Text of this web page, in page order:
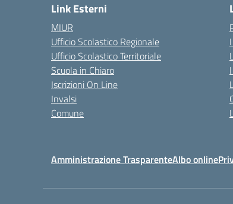
Link Esterni
MIUR
Ufficio Scolastico Regionale
Ufficio Scolastico Territoriale
Scuola in Chiaro
Iscrizioni On Line
Invalsi
Comune
Amministrazione TrasparenteAlbo online